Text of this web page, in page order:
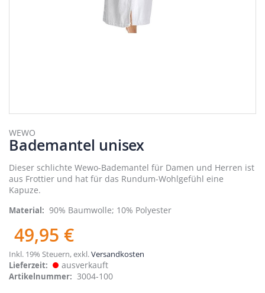
Anfang
der
Bildergalerie
springen
WEWO
Bademantel unisex
Dieser schlichte Wewo-Bademantel für Damen und Herren ist
aus Frottier und hat für das Rundum-Wohlgefühl eine
Kapuze.
Material 90% Baumwolle; 10% Polyester
49,95 €
Inkl. 19% Steuern,exkl. Versandkosten
Lieferzeit
ausverkauft
Artikelnummer 3004-100